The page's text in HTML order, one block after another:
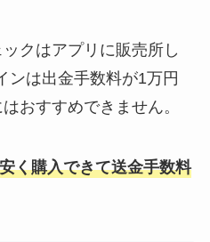
クはアプリに販売所し
ンは出金手数料が1万円
おすすめできません。
く購入できて送金手数料